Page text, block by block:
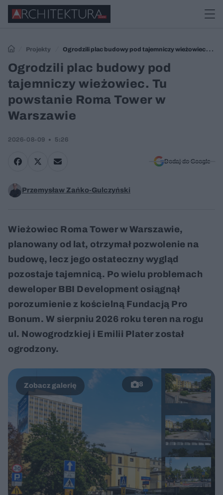
Projekty
Ogrodzili plac budowy pod tajemniczy wieżowiec. Tu
powstanie Roma Tower w Warszawie
Ogrodzili plac budowy pod
tajemniczy wieżowiec. Tu
powstanie Roma Tower w
Warszawie
2026-08-09 5:26
Dodaj do Google
Przemysław Zańko-Gulczyński
Wieżowiec Roma Tower w Warszawie,
planowany od lat, otrzymał pozwolenie na
budowę, lecz jego ostateczny wygląd
pozostaje tajemnicą. Po wielu problemach
deweloper BBI Development osiągnął
porozumienie z kościelną Fundacją Pro
Bonum. W sierpniu 2026 roku teren na rogu
ul. Nowogrodzkiej i Emilii Plater został
ogrodzony.
8